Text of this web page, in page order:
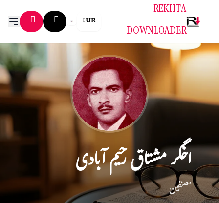
REKHTA
DOWNLOADER
UR
اخگر مشتاق رحیم آبادی
مصنفین